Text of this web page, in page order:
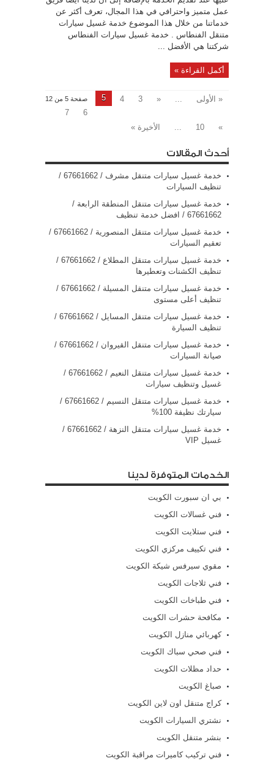
عمل متميز واحترافي في هذا المجال، تعرف أكثر عن
خدماتنا من خلال هذا الموضوع خدمة غسيل سيارات
متنقل الفنطاس . خدمة غسيل سيارات الفنطاس
شركتنا هي الأفضل ...
أكمل القراءة »
صفحة 5 من 12 « الأولى «
3
4
5
6
7
»
10 الأخيرة »
أحدث المقالات
خدمة غسيل سيارات متنقل مشرف / 67661662 /
تنظيف السيارات
خدمة غسيل سيارات متنقل المنطقة الرابعة /
67661662 / افضل خدمة تنظيف
خدمة غسيل سيارات متنقل المنصورية / 67661662 /
تعقيم السيارات
خدمة غسيل سيارات متنقل المطلاع / 67661662 /
تنظيف الكشنات وتعطيرها
خدمة غسيل سيارات متنقل المسيلة / 67661662 /
تنظيف أعلى مستوى
خدمة غسيل سيارات متنقل المسايل / 67661662 /
تنظيف السيارة
خدمة غسيل سيارات متنقل القيروان / 67661662 /
صيانة السيارات
خدمة غسيل سيارات متنقل النعيم / 67661662 /
غسيل وتنظيف سيارات
خدمة غسيل سيارات متنقل النسيم / 67661662 /
سيارتك نظيفة 100%
خدمة غسيل سيارات متنقل النزهة / 67661662 /
غسيل VIP
الخدمات المتوفرة لدينا
بي ان سبورت الكويت
فني غسالات الكويت
فني ستلايت الكويت
فني تكييف مركزي الكويت
مقوي سيرفس شيكة الكويت
فني ثلاجات الكويت
فني طباخات الكويت
مكافحة حشرات الكويت
كهربائي منازل الكويت
فني صحي سباك الكويت
حداد مظلات الكويت
صباغ الكويت
كراج متنقل اون لاين الكويت
نشتري السيارات الكويت
بنشر متنقل الكويت
فني تركيب كاميرات مراقبة الكويت